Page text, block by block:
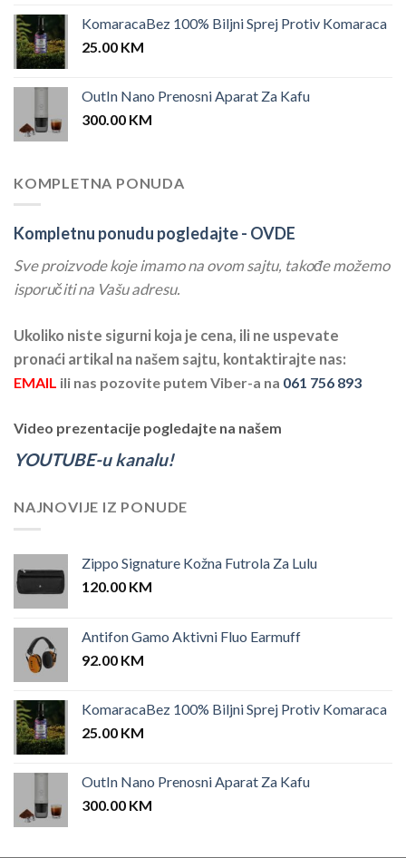
KomaracaBez 100% Biljni Sprej Protiv Komaraca
25.00 KM
OutIn Nano Prenosni Aparat Za Kafu
300.00 KM
KOMPLETNA PONUDA
Kompletnu ponudu pogledajte - OVDE
Sve proizvode koje imamo na ovom sajtu, takođe možemo
isporučiti na Vašu adresu.
Ukoliko niste sigurni koja je cena, ili ne uspevate
pronaći artikal na našem sajtu, kontaktirajte nas:
EMAIL ili nas pozovite putem Viber-a na 061 756 893
Video prezentacije pogledajte na našem
YOUTUBE-u kanalu!
NAJNOVIJE IZ PONUDE
Zippo Signature Kožna Futrola Za Lulu
120.00 KM
Antifon Gamo Aktivni Fluo Earmuff
92.00 KM
KomaracaBez 100% Biljni Sprej Protiv Komaraca
25.00 KM
OutIn Nano Prenosni Aparat Za Kafu
300.00 KM